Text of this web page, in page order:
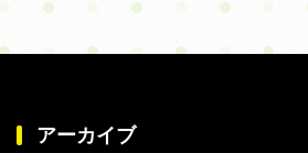
アーカイブ